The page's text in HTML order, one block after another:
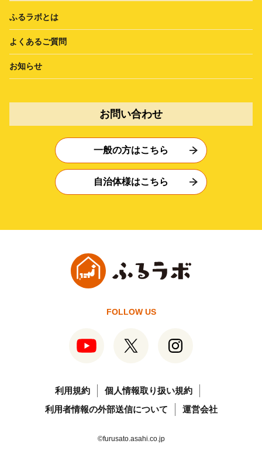
ふるラボとは
よくあるご質問
お知らせ
お問い合わせ
一般の方はこちら
自治体様はこちら
FOLLOW US
利用規約
個人情報取り扱い規約
利用者情報の外部送信について
運営会社
©furusato.asahi.co.jp